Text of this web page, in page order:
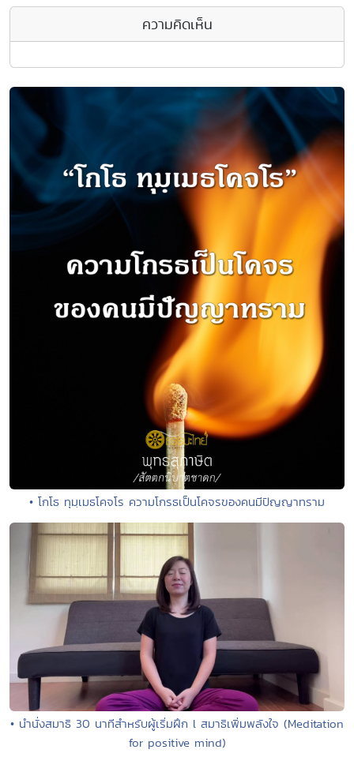
ความคิดเห็น
• โกโธ ทุมฺเมธโคจโร ความโกรธเป็นโคจรของคนมีปัญญาทราม
• นำนั่งสมาธิ 30 นาทีสำหรับผู้เริ่มฝึก l สมาธิเพิ่มพลังใจ (Meditation
for positive mind)